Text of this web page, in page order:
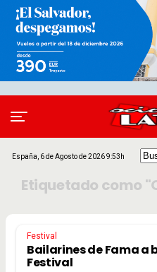
España, 6 de Agosto de 2026 9:53h
Etiquetado como
Festival
Bailarines de Fama a
Festival